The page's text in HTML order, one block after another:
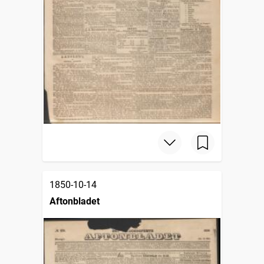
1850-10-14
Aftonbladet